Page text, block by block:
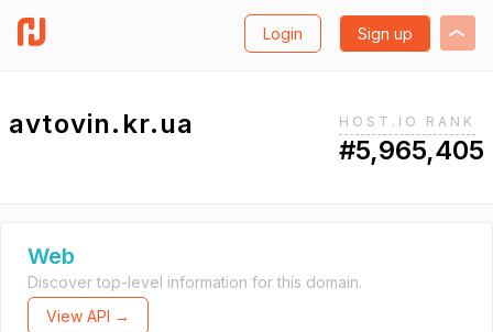
Login Sign up
avtovin.kr.ua HOST.IO RANK
#5,965,405
Web
Discover top-level information for this domain.
View API →